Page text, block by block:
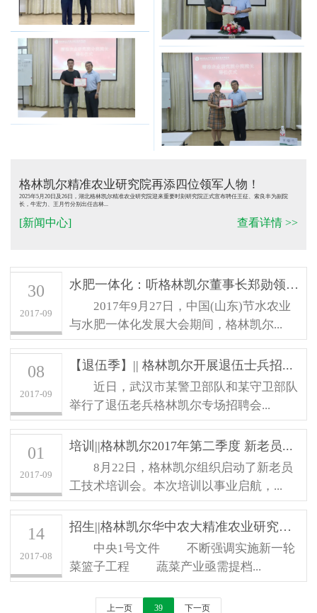
格林凯尔精准农业研究院再添四位领军人物！
2025年5月20日及26日，湖北格林凯尔精准农业研究院迎来重要时刻研究院正式宣布聘任王征、索良丰为副院
长，牛宏力、王月竹分别出任吉林...
[新闻中心] 查看详情 >>
30
2017-09
水肥一体化：听格林凯尔董事长郑勋领怎...
2017年9月27日，中国(山东)节水农业
与水肥一体化发展大会期间，格林凯尔...
08
2017-09
【退伍季】|| 格林凯尔开展退伍士兵招...
近日，武汉市某警卫部队和某守卫部队
举行了退伍老兵格林凯尔专场招聘会...
01
2017-09
培训||格林凯尔2017年第二季度 新老员...
8月22日，格林凯尔组织启动了新老员
工技术培训会。本次培训以事业启航，...
14
2017-08
招生||格林凯尔华中农大精准农业研究院...
中央1号文件 不断强调实施新一轮
菜篮子工程 蔬菜产业亟需提档...
上一页 39 下一页